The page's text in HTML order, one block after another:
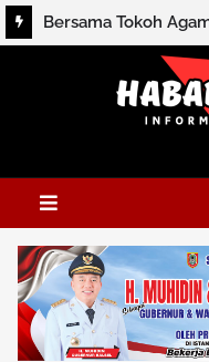
Bersama Tokoh
Tegaskan